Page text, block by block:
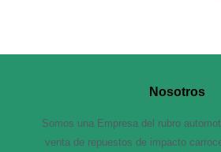
Nosotros
Somos una Empresa del rubro
venta de repuestos de impacto